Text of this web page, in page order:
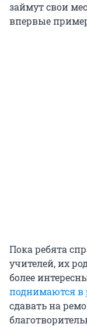
займут свои
впервые
Пока ребята
учителей, их
более
поднимаются в
сдавать на